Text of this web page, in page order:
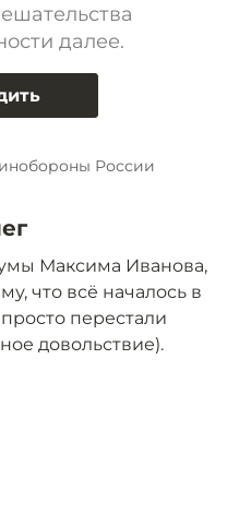
далее.
России
Максима Иванова,
что всё началось в
перестали
довольствие).